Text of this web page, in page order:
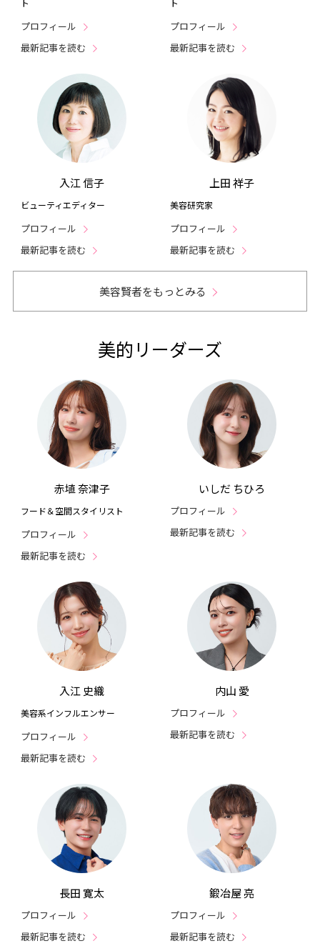
ト
プロフィール
最新記事を読む
ト
プロフィール
最新記事を読む
入江 信子
ビューティエディター
プロフィール
最新記事を読む
上田 祥子
美容研究家
プロフィール
最新記事を読む
美容賢者をもっとみる
美的リーダーズ
赤埴 奈津子
フード＆空間スタイリスト
プロフィール
最新記事を読む
いしだ ちひろ
プロフィール
最新記事を読む
入江 史織
美容系インフルエンサー
プロフィール
最新記事を読む
内山 愛
プロフィール
最新記事を読む
長田 寛太
プロフィール
最新記事を読む
鍛冶屋 亮
プロフィール
最新記事を読む